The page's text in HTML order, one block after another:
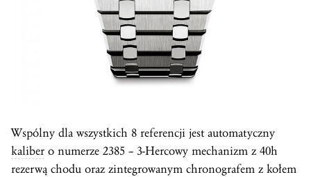
Wspólny dla wszystkich 8 referencji jest automatyczny
kaliber o numerze 2385 – 3-Hercowy mechanizm z 40h
rezerwą chodu oraz zintegrowanym chronografem z kołem